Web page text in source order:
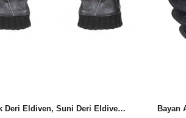
Erkek Deri Eldiven, Suni Deri Eldiven SYT200